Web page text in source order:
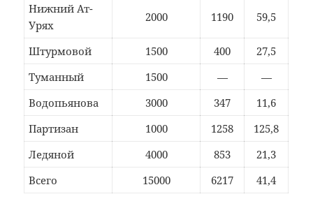
Нижний Ат-
Урях
2000 1190 59,5
Штурмовой 1500 400
27,5
Туманный
1500 —
—
Водопьянова
3000 347
11,6
Партизан
1000 1258
125,8
Ледяной
4000 853
21,3
Всего
15000 6217 41,4